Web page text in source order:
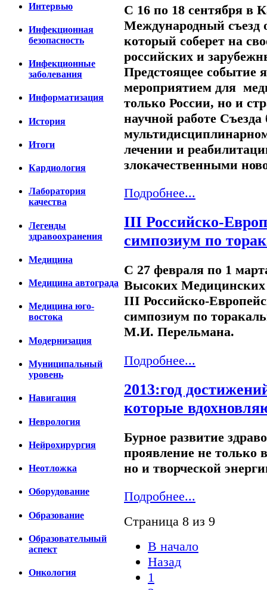
Интервью
Инфекционная
безопасность
Инфекционные
заболевания
Информатизация
История
Итоги
Кардиология
Лаборатория
качества
Легенды
здравоохранения
Медицина
Медицина автограда
Медицина юго-
востока
Модернизация
Муниципальный
уровень
Навигация
Неврология
Нейрохирургия
Неотложка
Оборудование
Образование
Образовательный
аспект
Онкология
С 16 по 18 сентября в
Международный съезд
который соберет на
российских и
Предстоящее событие
мероприятием для
только России, но и
научной работе Съезда
лечении и
злокачественными
Подробнее...
III Российско-
симпозиум по
С 27 февраля по 1
Высоких Медицинских
III Российско-
симпозиум по
М.И. Перельмана.
Подробнее...
2013:год
которые
Бурное развитие
проявление не только
но и творческой
Подробнее...
Страница 8 из 9
В начало
Назад
1